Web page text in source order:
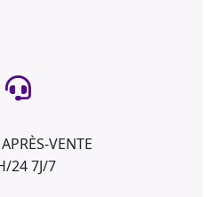
VENTE
24 7J/7